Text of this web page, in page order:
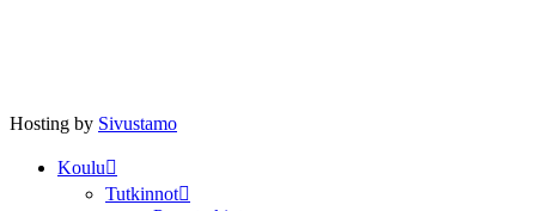
Hosting by Sivustamo
Koulu
Tutkinnot